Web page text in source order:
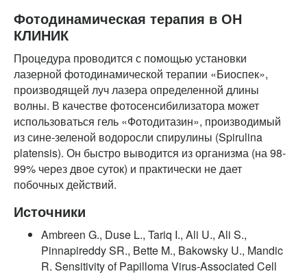
Фотодинамическая терапия в ОН
КЛИНИК
Процедура проводится с помощью установки
лазерной фотодинамической терапии «Биоспек»,
производящей луч лазера определенной длины
волны. В качестве фотосенсибилизатора может
использоваться гель «Фотодитазин», производимый
из сине-зеленой водоросли спирулины (Spirulina
platensis). Он быстро выводится из организма (на 98-
99% через двое суток) и практически не дает
побочных действий.
Источники
Ambreen G., Duse L., Tariq I., Ali U., Ali S.,
Pinnapireddy SR., Bette M., Bakowsky U., Mandic
R. Sensitivity of Papilloma Virus-Associated Cell